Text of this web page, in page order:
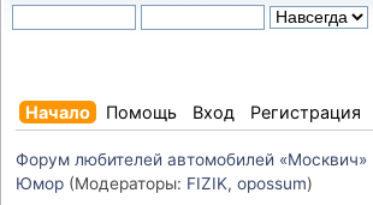
Начало Помощь Вход Регистрация
Форум любителей автомобилей «Москвич»
Юмор (Модераторы: FIZIK, opossum)